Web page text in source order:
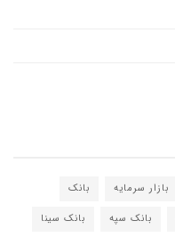
بازار سرمایه
بانک
بانک سپه
بانک سینا